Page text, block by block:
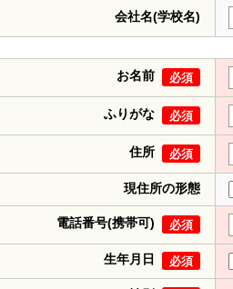
会社名(学校名)
お名前 必須
ふりがな 必須
住所 必須
現住所の形態
電話番号(携帯可) 必須
生年月日 必須